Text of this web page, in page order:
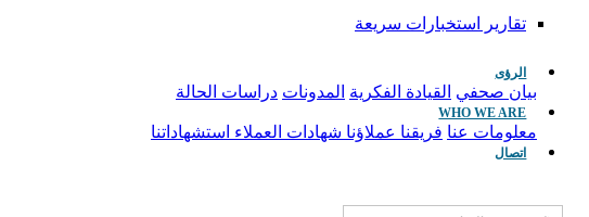
تقارير استخبارات سريعة
الرؤى
بيان صحفي القيادة الفكرية المدونات دراسات الحالة
WHO WE ARE
معلومات عنا فريقنا عملاؤنا شهادات العملاء استشهاداتنا
اتصال